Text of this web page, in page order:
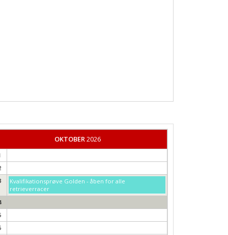
OKTOBER2026
Kvalifikationsprøve Golden - åben for alle
retrieverracer